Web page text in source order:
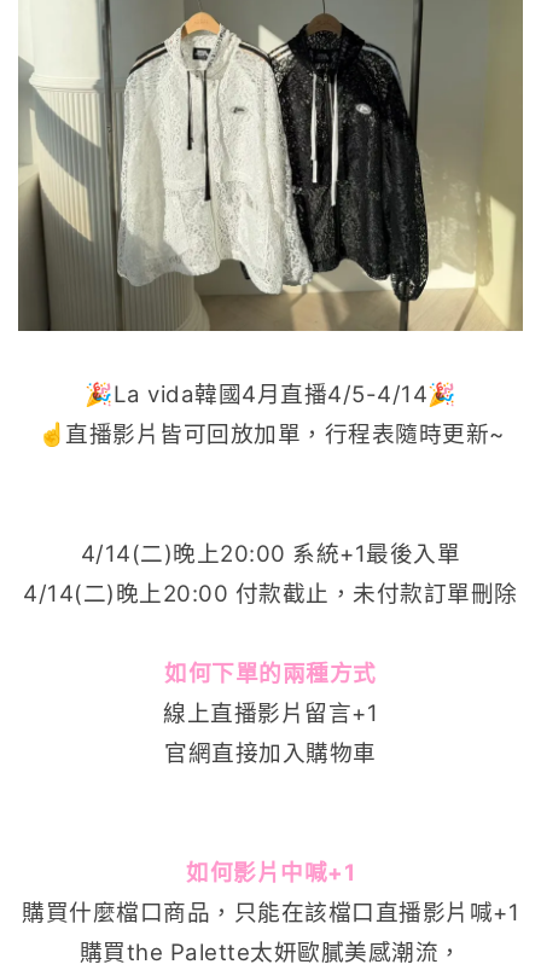
🎉La vida韓國4月直播4/5-4/14🎉
☝️直播影片皆可回放加單，行程表隨時更新~
4/14(二)晚上20:00 系統+1最後入單
4/14(二)晚上20:00 付款截止，未付款訂單刪除
如何下單的兩種方式
線上直播影片留言+1
官網直接加入購物車
如何影片中喊+1
購買什麼檔口商品，只能在該檔口直播影片喊+1
購買the Palette太妍歐膩美感潮流 ，